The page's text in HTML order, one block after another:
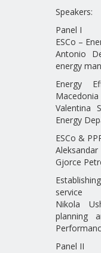
Speakers:
Panel I
ESCo –
Antonio
energy
Energy
Macedonia
Valentina
Energy
ESCo &
Gjorce
service
Nikola
planning
Panel II